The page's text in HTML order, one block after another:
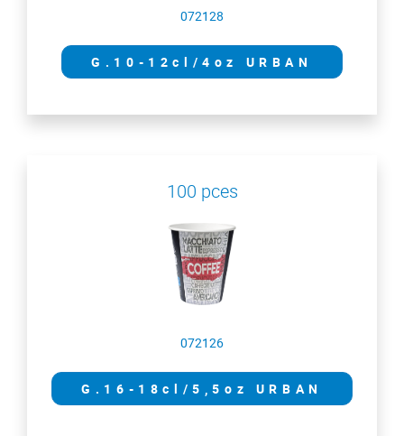
072128
G.10-12cl/4oz URBAN
100 pces
072126
G.16-18cl/5,5oz URBAN